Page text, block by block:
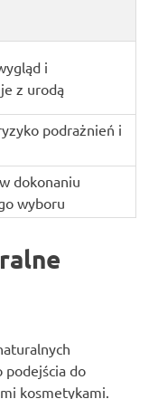
i
z urodą
podrażnień i
dokonaniu
wyboru
podejścia do
kosmetykami.